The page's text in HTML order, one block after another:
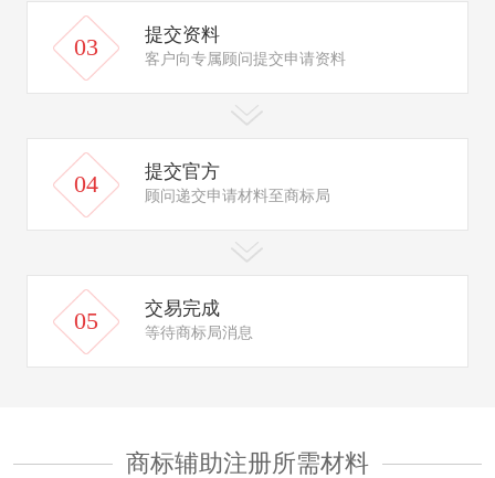
03 提交资料
客户向专属顾问提交申请资料
04 提交官方
顾问递交申请材料至商标局
05 交易完成
等待商标局消息
商标辅助注册所需材料